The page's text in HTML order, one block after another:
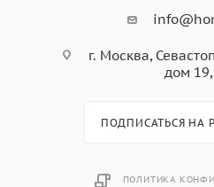
г. Москва,
дом
ПОДПИСАТЬСЯ НА
ПОЛИТИКА